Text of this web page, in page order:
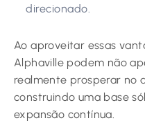
direcionado.
Ao aproveitar essas
Alphaville podem não
realmente prosperar no
construindo uma base
expansão contínua.